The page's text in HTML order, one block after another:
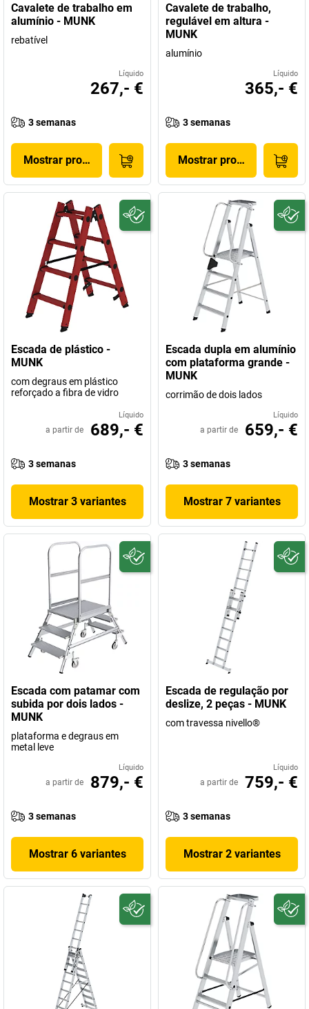
Cavalete de trabalho em
alumínio - MUNK
rebatível
Líquido
267,- €
3 semanas
Mostrar produto
Cavalete de trabalho,
regulável em altura -
MUNK
alumínio
Líquido
365,- €
3 semanas
Mostrar produto
Escada de plástico -
MUNK
com degraus em plástico
reforçado a fibra de vidro
Líquido
a partir de 689,- €
3 semanas
Mostrar 3 variantes
Escada dupla em alumínio
com plataforma grande -
MUNK
corrimão de dois lados
Líquido
a partir de 659,- €
3 semanas
Mostrar 7 variantes
Escada com patamar com
subida por dois lados -
MUNK
plataforma e degraus em
metal leve
Líquido
a partir de 879,- €
3 semanas
Mostrar 6 variantes
Escada de regulação por
deslize, 2 peças - MUNK
com travessa nivello®
Líquido
a partir de 759,- €
3 semanas
Mostrar 2 variantes